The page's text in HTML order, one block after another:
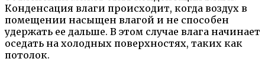
Конденсация влаги происходит, когда воздух в
помещении насыщен влагой и не способен
удержать ее дальше. В этом случае влага начинает
оседать на холодных поверхностях, таких как
потолок.